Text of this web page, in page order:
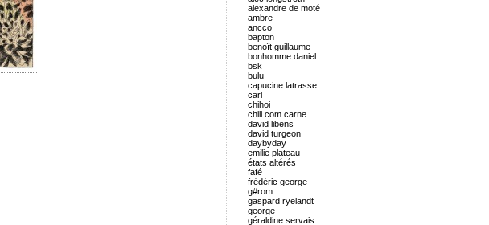
alexandre de moté
ambre
ancco
bapton
benoît guillaume
bonhomme daniel
bsk
bulu
capucine latrasse
carl
chihoi
chili com carne
david libens
david turgeon
daybyday
emilie plateau
états altérés
fafé
frédéric george
g#rom
gaspard ryelandt
george
géraldine servais